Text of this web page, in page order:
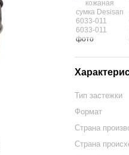
Тип застежки
Формат
Страна
Страна